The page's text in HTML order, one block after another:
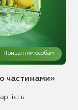
Приватним особам
частинами»